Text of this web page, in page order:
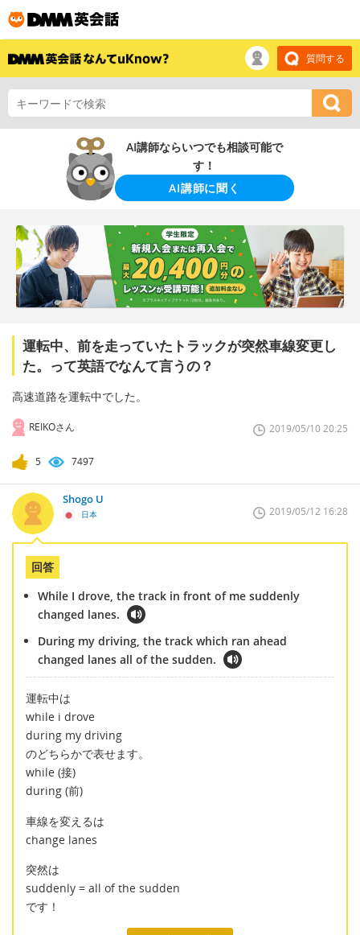
質問する
AI講師ならいつでも相談可能で
す！
AI講師に聞く
運転中、前を走っていたトラックが突然車線変更し
た。って英語でなんて言うの？
高速道路を運転中でした。
REIKOさん 2019/05/10 20:25
5 7497
Shogo U
日本 2019/05/12 16:28
回答
While I drove, the track in front of me suddenly
changed lanes.
During my driving, the track which ran ahead
changed lanes all of the sudden.
運転中は
while i drove
during my driving
のどちらかで表せます。
while (接)
during (前)
車線を変えるは
change lanes
突然は
suddenly = all of the sudden
です！